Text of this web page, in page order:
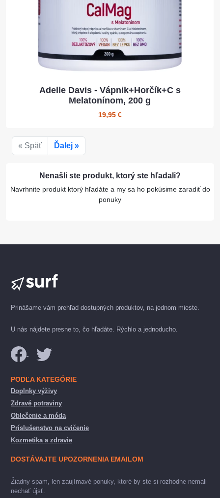
Adelle Davis - Vápnik+Horčík+C s
Melatonínom, 200 g
19,95 €
« Späť Ďalej »
Nenašli ste produkt, ktorý ste hľadali?
Navrhnite produkt ktorý hľadáte a my sa ho pokúsime zaradiť do
ponuky
Prinášame vám prehľad dostupných produktov, na jednom mieste.
U nás nájdete presne to, čo hľadáte. Rýchlo a jednoducho.
PODĽA KATEGÓRIE
Doplnky výživy
Zdravé potraviny
Oblečenie a móda
Príslušenstvo na cvičenie
Kozmetika a zdravie
DOSTÁVAJTE UPOZORNENIA EMAILOM
Žiadny spam, len zaujímavé ponuky, ktoré by ste si rozhodne nemali
nechať újsť.